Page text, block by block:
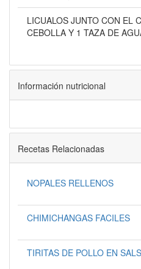
LICUALOS JUNTO CON EL
CEBOLLA Y 1 TAZA DE
Información nutricional
Recetas Relacionadas
NOPALES RELLENOS
CHIMICHANGAS FACILES
TIRITAS DE POLLO EN